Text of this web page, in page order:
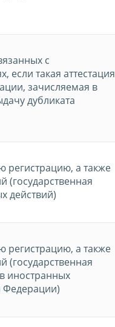
с
если такая аттестация
зачисляемая в
дубликата
регистрацию, а также
(государственная
действий)
регистрацию, а также
(государственная
иностранных
Федерации)